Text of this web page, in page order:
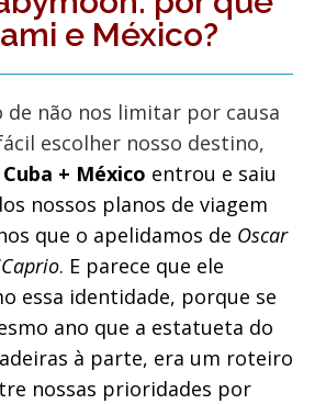
e México?
de não nos limitar por causa
escolher nosso destino,
Cuba + México entrou e saiu
nossos planos de viagem
que o apelidamos de Oscar
. E parece que ele
essa identidade, porque se
ano que a estatueta do
à parte, era um roteiro
nossas prioridades por